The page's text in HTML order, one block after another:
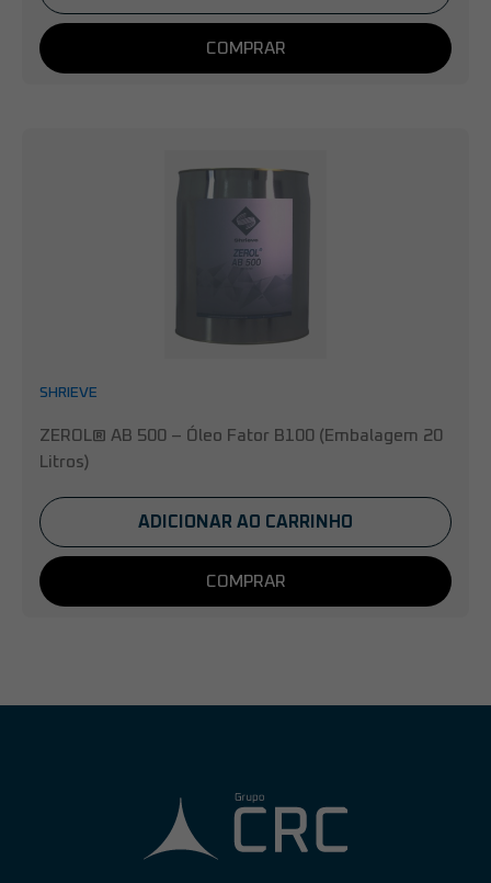
COMPRAR
SHRIEVE
ZEROL® AB 500 – Óleo Fator B100 (Embalagem 20
Litros)
ADICIONAR AO CARRINHO
COMPRAR